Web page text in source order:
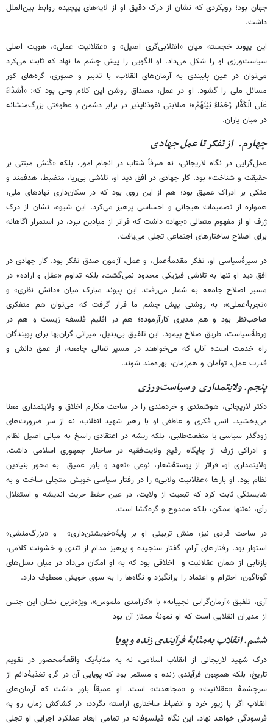
جهان بود؛ رویکردی که نشان از درک دقیق او از لایه‌های پیچیده روابط بین‌الملل
داشت.
این پیوند خجسته میان «انقلابی‌گری اصیل» و «عقلانیت عملی»، هویت اصلی
سیاست‌ورزی او را شکل می‌داد. او الگویی را پیش چشم ما نهاد که ثابت می‌کرد
می‌توان در عین پایبندی به آرمان‌های انقلاب، با تدبیر و صبوری، گره‌های کور
مسائل ملی را گشود. او در عمل، مصداق روشن این کلام وحی بود که: «أَشدَّاءُ
عَلَی الْکُفَّار رُحَمَاءُ بَیْنَهُمْ»؛ صلابتی نفوذناپذیر در برابر دشمن و عطوفتی بزرگ‌منشانه
در میان یاران.
چهارم. از تفکر تا عمل جهادی
عمل‌گرایی در نگاه لاریجانی، نه صرفاً شتاب در انجام امور، بلکه «کُنش مبتنی بر
حقیقت و شناخت» بود. کار جهادی در افق دید او، تلاشی بی‌ریا، منضبط، هدفمند و
متکی بر ادراک عمیق بود؛ هم از این روی بود که در سکان‌داری نهادهای ملی،
همواره از تصمیمات هیجانی و احساسی پرهیز می‌کرد. این شیوه، نشان از درک
ژرف او از مفهوم متعالی «جهاد» داشت که فراتر از میادین نبرد، در استمرار آگاهانه
برای اصلاح ساختارهای اجتماعی تجلی می‌یافت.
در سیرۀسیاسی او، تفکر مقدمۀعمل، و عمل، آزمون صدق تفکر بود. کار جهادی در
افق دید او تنها به تلاشی فیزیکی محدود نمی‌گشت، بلکه تداوم «عقل و اراده» در
مسیر اصلاح جامعه به شمار می‌رفت. این پیوند مبارک میان «دانش نظری» و
«تجربۀعملی»، به روشنی پیش چشم ما قرار گرفت که می‌توان هم متفکری
صاحب‌نظر بود و هم مدیری کارآزموده؛ هم در اقلیم فلسفه زیست و هم در
ورطۀسیاست، طریق صلاح پیمود. این تلفیق بی‌بدیل، میراثی گران‌بها برای پویندگان
راه خدمت است؛ آنان که می‌خواهند در مسیر تعالی جامعه، از عمق دانش و
قدرت عمل، توأمان و هم‌زمان، بهره‌مند شوند.
پنجم. ولایتمداری و سیاست‌ورزی
دکتر لاریجانی، هوشمندی و خردمندی را در ساحت مکارم اخلاق و ولایتمداری معنا
می‌بخشید. انس فکری و عاطفی او با رهبر شهید انقلاب، نه از سر ضرورت‌های
زودگذر سیاسی یا منفعت‌طلبی، بلکه ریشه در اعتقادی راسخ به مبانی اصیل نظام
و ادراکی ژرف از جایگاه رفیع ولایت‌فقیه در ساختار جمهوری اسلامی داشت.
ولایتمداری او، فراتر از پوستۀشعار، نوعی «تعهد و باور عمیق به محور بنیادین
نظام بود. او بارها «عقلانیت ولایی» را در رفتار سیاسی خویش متجلی ساخت و به
شایستگی ثابت کرد که تبعیت از ولایت، در عین حفظ حریت اندیشه و استقلال
رأی، نه‌تنها ممکن، بلکه ممدوح و گره‌گشا است.
در ساحت فردی نیز، منش تربیتی او بر پایۀ«خویشتن‌داری» و «بزرگ‌منشی»
استوار بود. رفتارهای آرام، گفتار سنجیده و پرهیز مدام از تندی و خشونت کلامی،
بازتابی از همان عقلانیت و اخلاقی بود که به او امکان می‌داد در میان نسل‌های
گوناگون، احترام و اعتماد را برانگیزد و نگاه‌ها را به سوی خویش معطوف دارد.
آری، تلفیق «آرمان‌گرایی نجیبانه» با «کارآمدی ملموس»، ویژه‌ترین نشان این جنس
از مدیران انقلابی است که او نمونۀ ممتاز آن بود
ششم. انقلاب به‌مثابۀ فرآیندی زنده و پویا
درک شهید لاریجانی از انقلاب اسلامی، نه به مثابۀیک واقعۀمحصور در تقویم
تاریخ، بلکه همچون فرآیندی زنده و مستمر بود که پویایی آن در گرو تغذیۀدائم از
سرچشمۀ «عقلانیت» و «مجاهدت» است. او عمیقاً باور داشت که آرمان‌های
انقلاب اگر با زیور خرد و انضباط ساختاری آراسته نگردد، در کشاکش زمان رو به
فرسودگی خواهد نهاد. این نگاه فیلسوفانه در تمامی ابعاد عملکرد اجرایی او تجلی